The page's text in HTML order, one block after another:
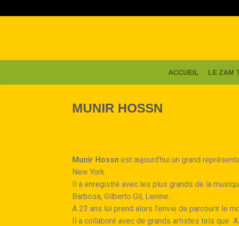
ACCUEIL LE ZAM
MUNIR HOSSN
Munir Hossn est aujourd’hui un grand
New York.
Il a enregistré avec les plus grands de la
Barbosa, Gilberto Gil, Lenine…
A 23 ans lui prend alors l’envie de parcourir le
Il a collaboré avec de grands artistes tels que